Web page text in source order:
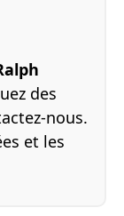
des
nous.
et les